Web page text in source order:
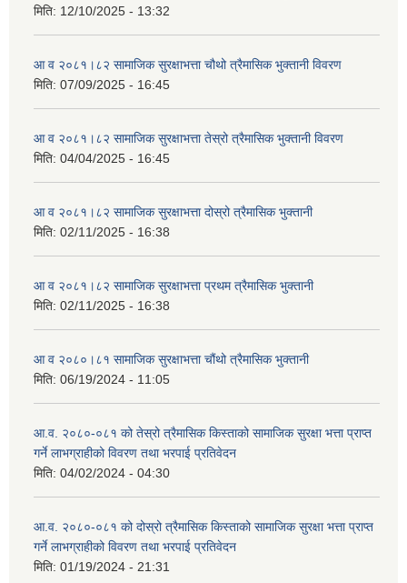
मिति: 12/10/2025 - 13:32
आ व २०८१।८२ सामाजिक सुरक्षाभत्ता चौथो त्रैमासिक भुक्तानी विवरण
मिति: 07/09/2025 - 16:45
आ व २०८१।८२ सामाजिक सुरक्षाभत्ता तेस्रो त्रैमासिक भुक्तानी विवरण
मिति: 04/04/2025 - 16:45
आ व २०८१।८२ सामाजिक सुरक्षाभत्ता दोस्रो त्रैमासिक भुक्तानी
मिति: 02/11/2025 - 16:38
आ व २०८१।८२ सामाजिक सुरक्षाभत्ता प्रथम त्रैमासिक भुक्तानी
मिति: 02/11/2025 - 16:38
आ व २०८०।८१ सामाजिक सुरक्षाभत्ता चौंथो त्रैमासिक भुक्तानी
मिति: 06/19/2024 - 11:05
आ.व. २०८०-०८१ को तेस्रो त्रैमासिक किस्ताको सामाजिक सुरक्षा भत्ता प्राप्त
गर्ने लाभग्राहीको विवरण तथा भरपाई प्रतिवेदन
मिति: 04/02/2024 - 04:30
आ.व. २०८०-०८१ को दोस्रो त्रैमासिक किस्ताको सामाजिक सुरक्षा भत्ता प्राप्त
गर्ने लाभग्राहीको विवरण तथा भरपाई प्रतिवेदन
मिति: 01/19/2024 - 21:31